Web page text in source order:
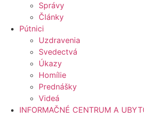
Správy
Články
Pútnici
Uzdravenia
Svedectvá
Úkazy
Homílie
Prednášky
Videá
INFORMAČNÉ CENTRUM A